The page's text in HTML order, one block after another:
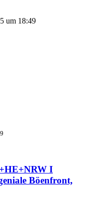
um 18:49
I
Böenfront,